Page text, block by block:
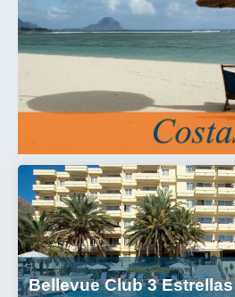
Bellevue Club 3 Estrellas